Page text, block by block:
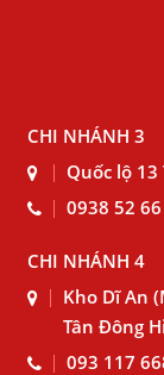
CHI NHÁNH 3
Quốc lộ
0938 52
CHI NHÁNH 4
Kho Dĩ An
Tân Đông
093 117